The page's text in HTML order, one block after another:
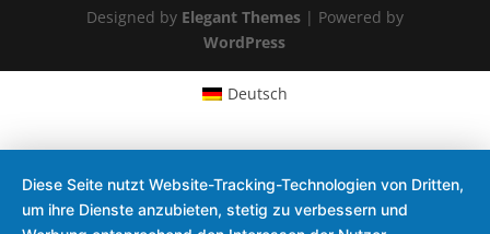
Designed by Elegant Themes| Powered by
WordPress
Deutsch
Diese Seite nutzt Website-Tracking-Technologien von Dritten,
um ihre Dienste anzubieten, stetig zu verbessern und